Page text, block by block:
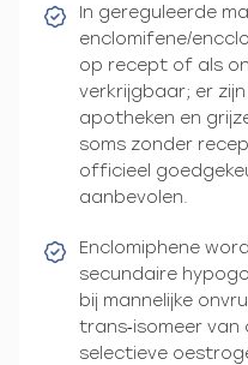
In gereguleerde
enclomifene/
op recept of als
verkrijgbaar; er
apotheken en
soms zonder
officieel
aanbevolen.
Enclomiphene
secundaire
bij mannelijke
trans‑isomeer van
selectieve